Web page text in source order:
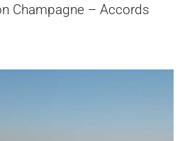
Champagne – Accords